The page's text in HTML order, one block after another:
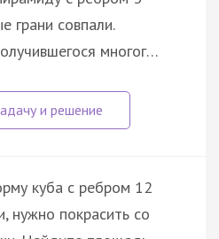
грани совпали.
многог…
куба с ребром 12
нужно покрасить со